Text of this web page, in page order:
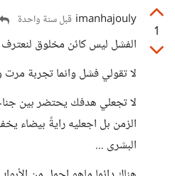
1
imanhajouly قبل سنة واحدة
الفشل ليس كائن مخلوق
لا تقولي فشل وانما تجربة مرت
لا تجعلي هدفك يحتضر بين
الزمن بل اجعليه رايةً بيضاء
البشرى ...